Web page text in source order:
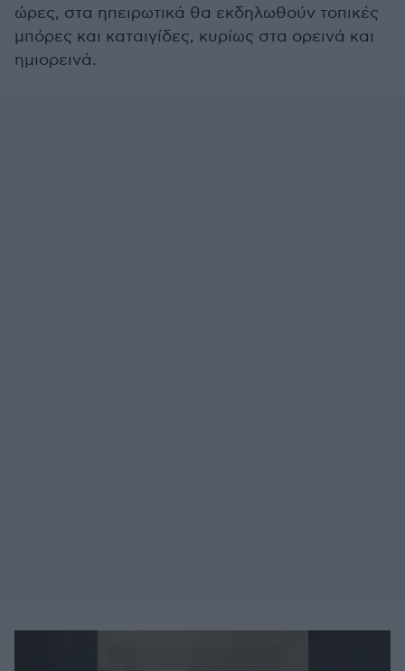
ώρες, στα ηπειρωτικά θα εκδηλωθούν τοπικές
μπόρες και καταιγίδες, κυρίως στα ορεινά και
ημιορεινά.